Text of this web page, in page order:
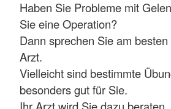
Haben Sie Probleme mit
Sie eine Operation?
Dann sprechen Sie am
Arzt.
Vielleicht sind bestimmte
besonders gut für Sie.